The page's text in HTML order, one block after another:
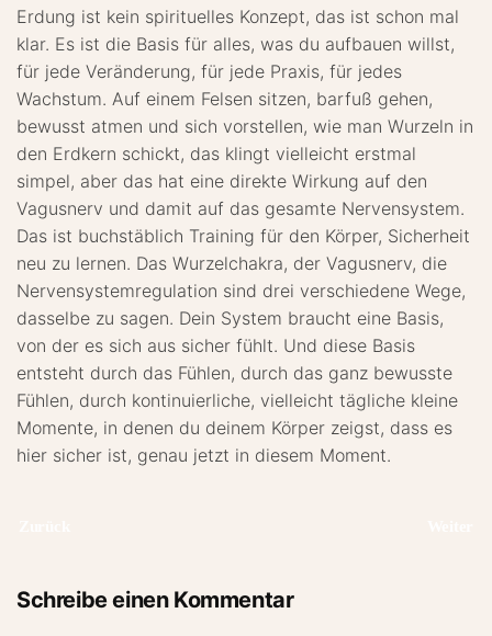
Erdung ist kein spirituelles Konzept, das ist schon mal
klar. Es ist die Basis für alles, was du aufbauen willst,
für jede Veränderung, für jede Praxis, für jedes
Wachstum. Auf einem Felsen sitzen, barfuß gehen,
bewusst atmen und sich vorstellen, wie man Wurzeln in
den Erdkern schickt, das klingt vielleicht erstmal
simpel, aber das hat eine direkte Wirkung auf den
Vagusnerv und damit auf das gesamte Nervensystem.
Das ist buchstäblich Training für den Körper, Sicherheit
neu zu lernen. Das Wurzelchakra, der Vagusnerv, die
Nervensystemregulation sind drei verschiedene Wege,
dasselbe zu sagen. Dein System braucht eine Basis,
von der es sich aus sicher fühlt. Und diese Basis
entsteht durch das Fühlen, durch das ganz bewusste
Fühlen, durch kontinuierliche, vielleicht tägliche kleine
Momente, in denen du deinem Körper zeigst, dass es
hier sicher ist, genau jetzt in diesem Moment.
Schreibe einen Kommentar